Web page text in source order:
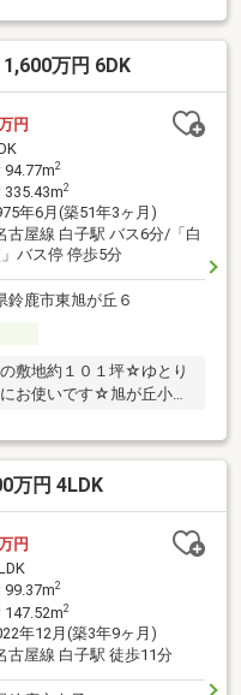
定面積です。 面積に若
共下水は令和４年４月供
万円 6DK
円
94.77m2
335.43m2
年6月(築51年3ヶ月)
古屋線 白子駅 バス6分/「白
バス停 停歩5分
鈴鹿市東旭が丘６
敷地約１０１坪☆ゆとり
お使いです☆旭が丘小学
万円 4LDK
円
99.37m2
147.52m2
年12月(築3年9ヶ月)
古屋線 白子駅 徒歩11分